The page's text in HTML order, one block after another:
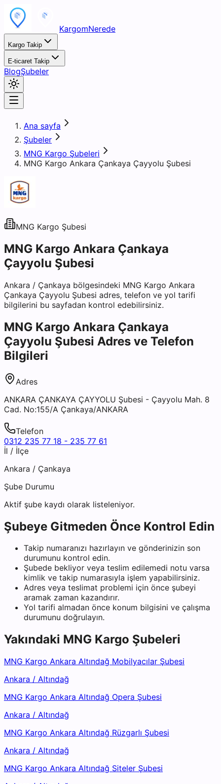
KargomNerede
Kargo Takip
E-ticaret Takip
BlogŞubeler
Ana sayfa
Şubeler
MNG Kargo Şubeleri
MNG Kargo Ankara Çankaya Çayyolu Şubesi
MNG Kargo Şubesi
MNG Kargo Ankara Çankaya
Çayyolu Şubesi
Ankara / Çankaya bölgesindeki MNG Kargo Ankara
Çankaya Çayyolu Şubesi adres, telefon ve yol tarifi
bilgilerini bu sayfadan kontrol edebilirsiniz.
MNG Kargo Ankara Çankaya
Çayyolu Şubesi Adres ve Telefon
Bilgileri
Adres
ANKARA ÇANKAYA ÇAYYOLU Şubesi - Çayyolu Mah. 8
Cad. No:155/A Çankaya/ANKARA
Telefon
0312 235 77 18 - 235 77 61
İl / İlçe
Ankara / Çankaya
Şube Durumu
Aktif şube kaydı olarak listeleniyor.
Şubeye Gitmeden Önce Kontrol Edin
Takip numaranızı hazırlayın ve gönderinizin son
durumunu kontrol edin.
Şubede bekliyor veya teslim edilemedi notu varsa
kimlik ve takip numarasıyla işlem yapabilirsiniz.
Adres veya teslimat problemi için önce şubeyi
aramak zaman kazandırır.
Yol tarifi almadan önce konum bilgisini ve çalışma
durumunu doğrulayın.
Yakındaki MNG Kargo Şubeleri
MNG Kargo Ankara Altındağ Mobilyacılar Şubesi
Ankara / Altındağ
MNG Kargo Ankara Altındağ Opera Şubesi
Ankara / Altındağ
MNG Kargo Ankara Altındağ Rüzgarlı Şubesi
Ankara / Altındağ
MNG Kargo Ankara Altındağ Siteler Şubesi